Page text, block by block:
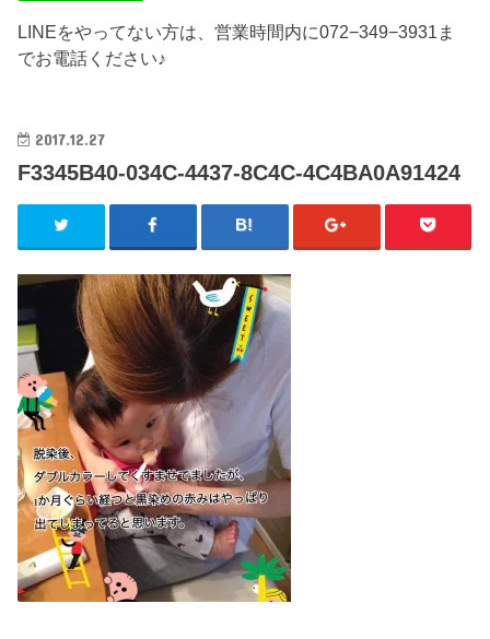
LINEをやってない方は、営業時間内に072−349−3931ま
でお電話ください♪
2017.12.27
F3345B40-034C-4437-8C4C-4C4BA0A91424